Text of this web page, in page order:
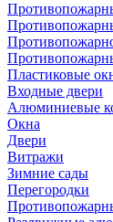
Пластиковые
Входные двери
Алюминиевые
Окна
Двери
Витражи
Зимние сады
Перегородки